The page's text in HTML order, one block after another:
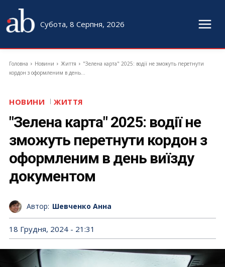
Субота, 8 Серпня, 2026
Головна Новини Життя
"Зелена карта" 2025: водії не зможуть перетнути
кордон з оформленим в день...
НОВИНИ ЖИТТЯ
"Зелена карта" 2025: водії не
зможуть перетнути кордон з
оформленим в день виїзду
документом
Автор: Шевченко Анна
18 Грудня, 2024 - 21:31